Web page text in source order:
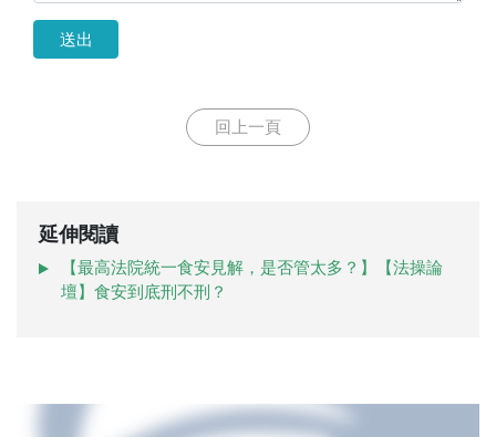
送出
回上一頁
延伸閱讀
【最高法院統一食安見解，是否管太多？】【法操論
壇】食安到底刑不刑？